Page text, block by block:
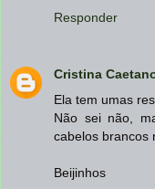
Responder
Cristina
Ela tem umas
Não sei não,
cabelos brancos
Beijinhos